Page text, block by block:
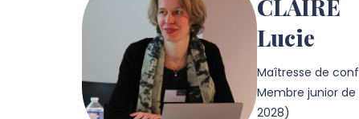
CLAIRE
Lucie
Maîtresse de
Membre junior
2028)